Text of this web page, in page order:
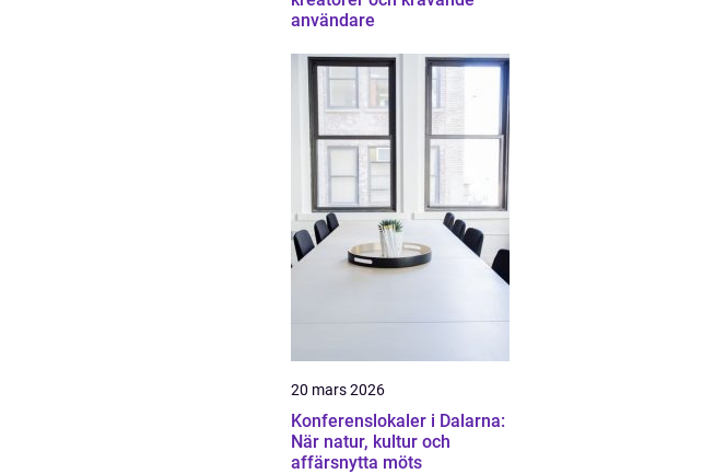
användare
20 mars 2026
Konferenslokaler i Dalarna:
När natur, kultur och
affärsnytta möts